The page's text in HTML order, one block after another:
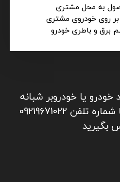
سواری